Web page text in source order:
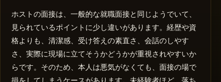
ホストの面接は、一般的な就職面接と同じようでいて、
見られているポイントに少し違いがあります。経歴や資
格よりも、清潔感、受け答えの素直さ、会話のしやす
さ、実際に現場に立てそうかどうかが重視されやすいか
らです。そのため、本人は悪気がなくても、面接の場で